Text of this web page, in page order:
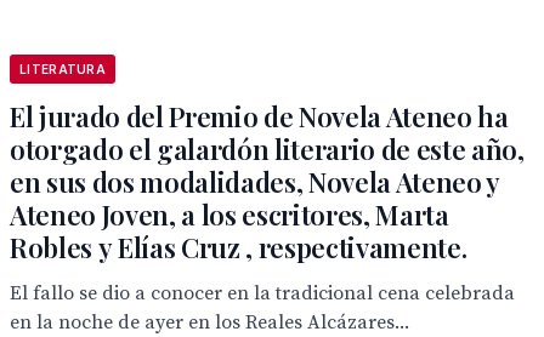
LITERATURA
El jurado del Premio de Novela Ateneo ha
otorgado el galardón literario de este año,
en sus dos modalidades, Novela Ateneo y
Ateneo Joven, a los escritores, Marta
Robles y Elías Cruz , respectivamente.
El fallo se dio a conocer en la tradicional cena celebrada
en la noche de ayer en los Reales Alcázares...